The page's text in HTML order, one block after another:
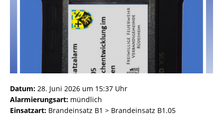
Datum: 28. Juni 2026 um 15:37 Uhr
Alarmierungsart: mündlich
Einsatzart: Brandeinsatz B1 > Brandeinsatz B1.05